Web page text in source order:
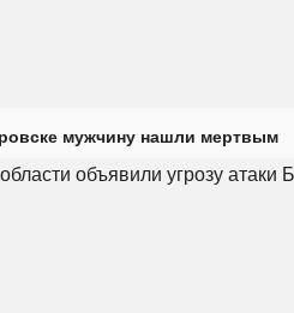
мужчину нашли мертвым